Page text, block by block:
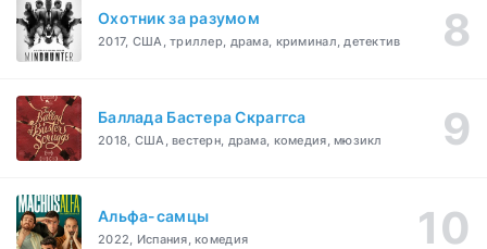
Охотник за разумом
2017, США, триллер, драма, криминал, детектив
Баллада Бастера Скраггса
2018, США, вестерн, драма, комедия, мюзикл
Альфа-самцы
2022, Испания, комедия